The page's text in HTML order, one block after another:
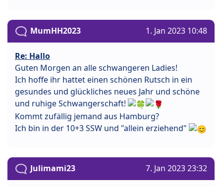
MumHH2023 1. Jan 2023 10:48
Re: Hallo
Guten Morgen an alle schwangeren Ladies!
Ich hoffe ihr hattet einen schönen Rutsch in ein
gesundes und glückliches neues Jahr und schöne
und ruhige Schwangerschaft!
Kommt zufällig jemand aus Hamburg?
Ich bin in der 10+3 SSW und "allein erziehend"
Julimami23 7. Jan 2023 23:32